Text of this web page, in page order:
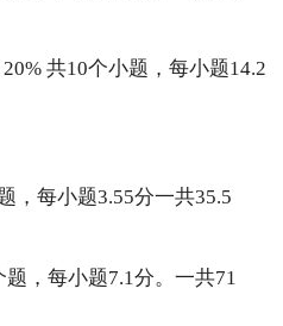
共10个小题，每小题14.2
，每小题3.55分一共35.5
，每小题7.1分。一共71